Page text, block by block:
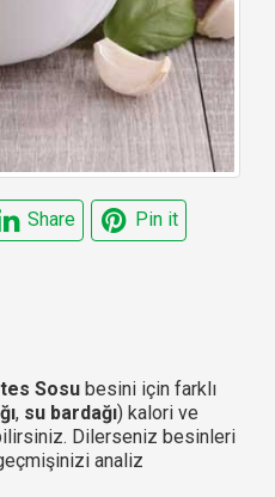
Share Pin it
Sosu besini için farklı
, su bardağı) kalori ve
Dilerseniz besinleri
analiz